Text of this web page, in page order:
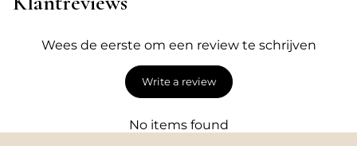
Wees de eerste om een review te schrijven
Write a review
No items found